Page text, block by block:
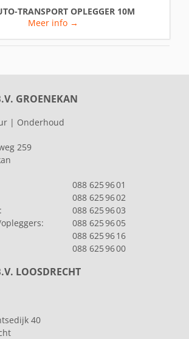
TRANSPORT OPLEGGER 10M
Meer info →
GROENEKAN
| Onderhoud
259
088 625 96 01
088 625 96 02
088 625 96 03
088 625 96 05
088 625 96 16
088 625 96 00
LOOSDRECHT
40